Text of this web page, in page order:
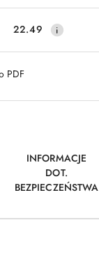
Wyślij
22.49
PDF
INFORMACJE
DOT.
BEZPIECZEŃSTWA